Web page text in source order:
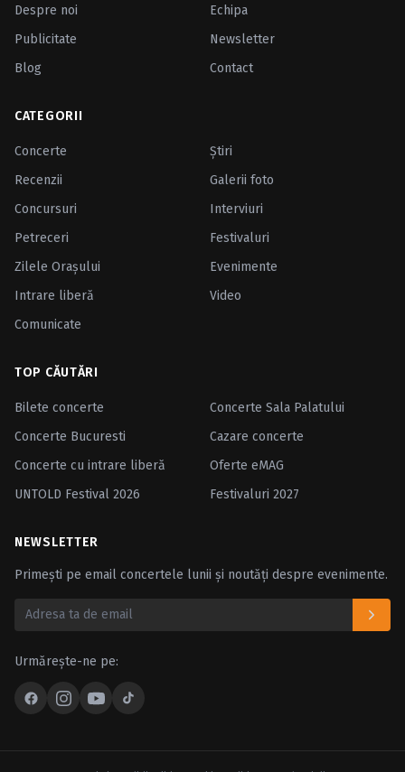
Despre noi
Echipa
Publicitate
Newsletter
Blog
Contact
CATEGORII
Concerte
Ştiri
Recenzii
Galerii foto
Concursuri
Interviuri
Petreceri
Festivaluri
Zilele Oraşului
Evenimente
Intrare liberă
Video
Comunicate
TOP CĂUTĂRI
Bilete concerte
Concerte Sala Palatului
Concerte Bucuresti
Cazare concerte
Concerte cu intrare liberă
Oferte eMAG
UNTOLD Festival 2026
Festivaluri 2027
NEWSLETTER
Primești pe email concertele lunii și noutăți despre evenimente.
Urmărește-ne pe: